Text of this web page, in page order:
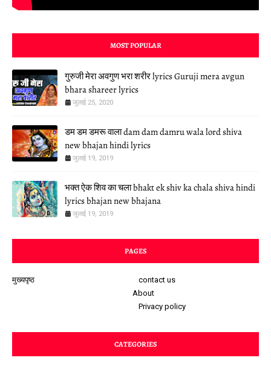
MOST POPULAR
गुरुजी मेरा अवगुण भरा शरीर lyrics Guruji mera avgun
bhara shareer lyrics
जुलाई 25, 2020
डम डम डमरू वाला dam dam damru wala lord shiva
new bhajan hindi lyrics
जुलाई 19, 2019
भक्त ऐक शिव का चला bhakt ek shiv ka chala shiva hindi
lyrics bhajan new bhajana
जुलाई 19, 2019
PAGES
मुख्यपृष्ठ
contact us
About
Privacy policy
CATEGORIES